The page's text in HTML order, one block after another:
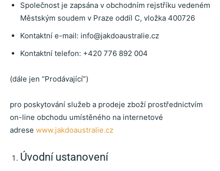
Společnost je zapsána v obchodním rejstříku vedeném
Městským soudem v Praze oddíl C, vložka 400726
Kontaktní e-mail: info@jakdoaustralie.cz
Kontaktní telefon: +420 776 892 004
(dále jen “Prodávající”)
pro poskytování služeb a prodeje zboží prostřednictvím
on-line obchodu umístěného na internetové
adrese www.jakdoaustralie.cz
Úvodní ustanovení